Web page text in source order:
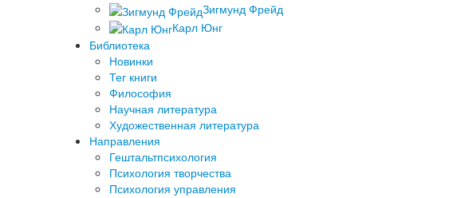
Зигмунд Фрейд
Карл Юнг
Библиотека
Новинки
Тег книги
Философия
Научная литература
Художественная литература
Направления
Гештальтпсихология
Психология творчества
Психология управления